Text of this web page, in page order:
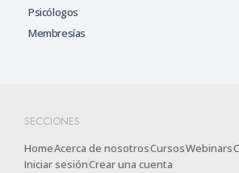
Psicólogos
Membresías
SECCIONES
HomeAcerca de nosotrosCursosWebinars
Iniciar sesiónCrear una cuenta